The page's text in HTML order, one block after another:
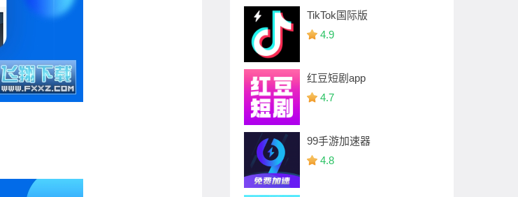
TikTok国际版
4.9
红豆短剧app
4.7
99手游加速器
4.8